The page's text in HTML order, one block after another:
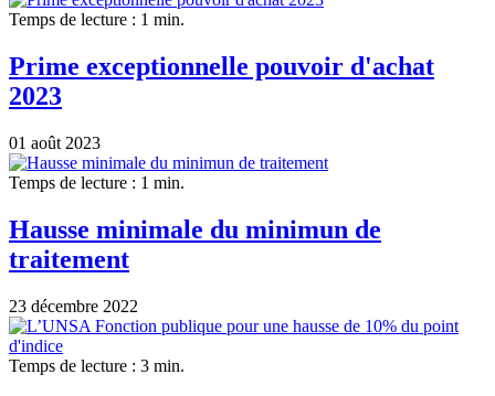
Temps de lecture : 1 min.
Prime exceptionnelle pouvoir d'achat
2023
01 août 2023
Temps de lecture : 1 min.
Hausse minimale du minimun de
traitement
23 décembre 2022
Temps de lecture : 3 min.